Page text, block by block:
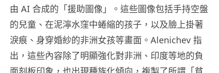
由 AI 合成的「援助圖像」。這些圖像包括手持空盤
的兒童、在泥濘水窪中蜷縮的孩子，以及臉上掛著
淚痕、身穿婚紗的非洲女孩等畫面。Alenichev 指
出，這些內容除了明顯強化對非洲、印度等地的負